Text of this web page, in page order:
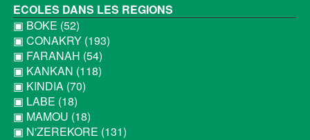
ECOLES DANS LES REGIONS
▣ BOKE (52)
▣ CONAKRY (193)
▣ FARANAH (54)
▣ KANKAN (118)
▣ KINDIA (70)
▣ LABE (18)
▣ MAMOU (18)
▣ N'ZEREKORE (131)